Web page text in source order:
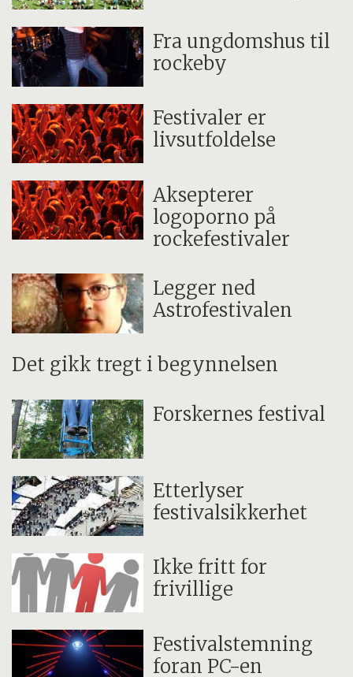
Fra ungdomshus til
rockeby
Festivaler er
livsutfoldelse
Aksepterer
logoporno på
rockefestivaler
Legger ned
Astrofestivalen
Det gikk tregt i begynnelsen
Forskernes festival
Etterlyser
festivalsikkerhet
Ikke fritt for
frivillige
Festivalstemning
foran PC-en